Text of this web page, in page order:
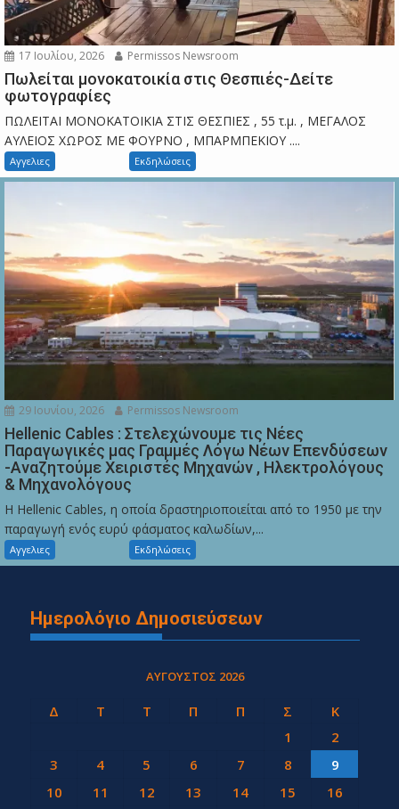
17 Ιουλίου, 2026 Permissos Newsroom
Πωλείται μονοκατοικία στις Θεσπιές-Δείτε
φωτογραφίες
ΠΩΛΕΙΤΑΙ ΜΟΝΟΚΑΤΟΙΚΙΑ ΣΤΙΣ ΘΕΣΠΙΕΣ , 55 τ.μ. , ΜΕΓΑΛΟΣ
ΑΥΛΕΙΟΣ ΧΩΡΟΣ ΜΕ ΦΟΥΡΝΟ , ΜΠΑΡΜΠΕΚΙΟΥ ....
Αγγελιες Εκδηλώσεις
29 Ιουνίου, 2026 Permissos Newsroom
Hellenic Cables : Στελεχώνουμε τις Νέες
Παραγωγικές μας Γραμμές Λόγω Νέων Επενδύσεων
-Αναζητούμε Χειριστές Μηχανών , Ηλεκτρολόγους
& Μηχανολόγους
Η Hellenic Cables, η οποία δραστηριοποιείται από το 1950 με την
παραγωγή ενός ευρύ φάσματος καλωδίων,...
Αγγελιες Εκδηλώσεις
Ημερολόγιο Δημοσιεύσεων
ΑΎΓΟΥΣΤΟΣ 2026
Δ Τ Τ Π Π Σ
Κ
1
2
3
4 5 6 7 8
9
10
11 12 13 14 15
16